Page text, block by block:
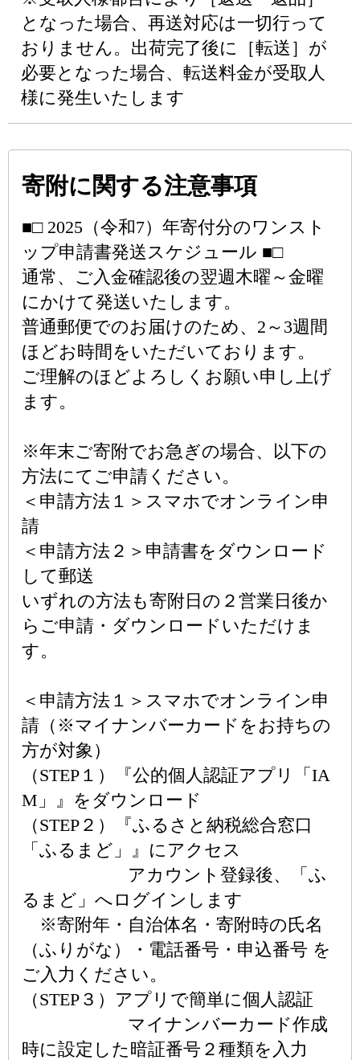
となった場合、再送対応は一切行って
おりません。出荷完了後に［転送］が
必要となった場合、転送料金が受取人
様に発生いたします
寄附に関する注意事項
■□ 2025（令和7）年寄付分のワンスト
ップ申請書発送スケジュール ■□
通常、ご入金確認後の翌週木曜～金曜
にかけて発送いたします。
普通郵便でのお届けのため、2～3週間
ほどお時間をいただいております。
ご理解のほどよろしくお願い申し上げ
ます。
※年末ご寄附でお急ぎの場合、以下の
方法にてご申請ください。
＜申請方法１＞スマホでオンライン申
請
＜申請方法２＞申請書をダウンロード
して郵送
いずれの方法も寄附日の２営業日後か
らご申請・ダウンロードいただけま
す。
＜申請方法１＞スマホでオンライン申
請（※マイナンバーカードをお持ちの
方が対象）
（STEP１）『公的個人認証アプリ「IA
M」』をダウンロード
（STEP２）『ふるさと納税総合窓口
「ふるまど」』にアクセス
アカウント登録後、「ふ
るまど」へログインします
※寄附年・自治体名・寄附時の氏名
（ふりがな）・電話番号・申込番号 を
ご入力ください。
（STEP３）アプリで簡単に個人認証
マイナンバーカード作成
時に設定した暗証番号２種類を入力